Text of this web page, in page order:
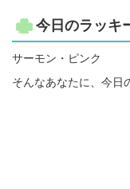
今日のラッキ
サーモン・ピンク
そんなあなたに、今日